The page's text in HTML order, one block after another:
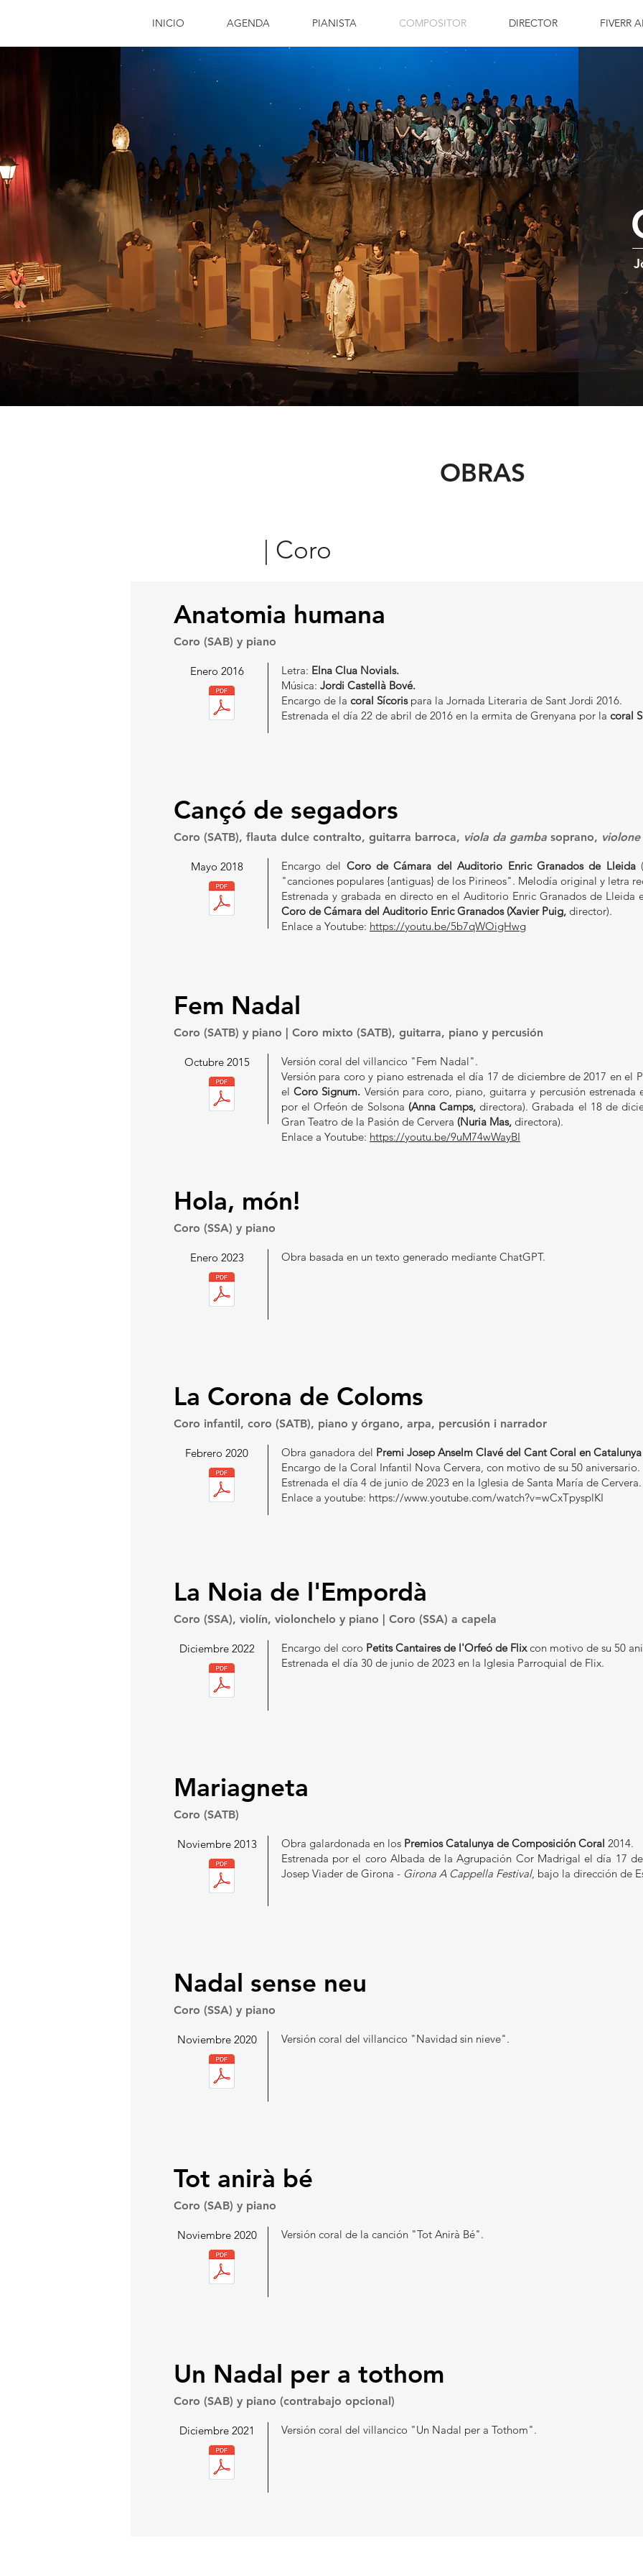
INICIO AGENDA PIANISTA COMPOSITOR DIRECTOR FIVERR
OBRAS
| Coro
Anatomia humana
Coro (SAB) y piano
Enero 2016 Letra: Elna Clua Novials.
Música: Jordi Castellà Bové.
Encargo de la coral Sícorispara la Jornada Literaria de Sant Jordi 2016.
Estrenada el día 22 de abril de 2016 en la ermita de Grenyana por la coral
Cançó de segadors
Coro (SATB), flauta dulce contralto, guitarra barroca, viola da gamba soprano, violone
Mayo 2018 Encargo del Coro de Cámara del Auditorio Enric Granados de Lleida
"canciones populares {antiguas} de los Pirineos". Melodía original y letra
Estrenada y grabada en directo en el Auditorio Enric Granados de
Coro de Cámara del Auditorio Enric Granados (Xavier Puig, director).
Enlace a Youtube: https://youtu.be/5b7qWOigHwg
Fem Nadal
Coro (SATB) y piano | Coro mixto (SATB), guitarra, piano y percusión
Octubre 2015
Versión coral del villancico "Fem Nadal".
Versión para coro y piano estrenada el día 17 de diciembre de 2017 en el
elCoro Signum. Versión para coro, piano, guitarra y percusión
por el Orfeón de Solsona (Anna Camps, directora). Grabada el 18 de
Gran Teatro de la Pasión de Cervera (Nuria Mas, directora).
Enlace a Youtube: https://youtu.be/9uM74wWayBI
Hola, món!
Coro (SSA) y piano
Enero 2023 Obra basada en un texto generado mediante ChatGPT.
La Corona de Coloms
Coro infantil, coro (SATB), piano y órgano, arpa, percusión i narrador
Febrero 2020 Obra ganadora del Premi Josep Anselm Clavé del Cant Coral en Catalunya
Encargo de la Coral Infantil Nova Cervera, con motivo de su 50 aniversario.
Estrenada el día 4 de junio de 2023 en la Iglesia de Santa María de Cervera.
Enlace a youtube: https://www.youtube.com/watch?v=wCxTpysplKI
La Noia de l'Empordà
Coro (SSA), violín, violonchelo y piano | Coro (SSA) a capela
Diciembre 2022 Encargo del coro Petits Cantaires de l'Orfeó de Flixcon motivo de su 50
Estrenada el día 30 de junio de 2023 en la Iglesia Parroquial de Flix.
Mariagneta
Coro (SATB)
Noviembre 2013 Obra galardonada en los Premios Catalunya de Composición Coral 2014.
Estrenada por el coro Albada de la Agrupación Cor Madrigal el día 17
Josep Viader de Girona - Girona A Cappella Festival, bajo la dirección de
Nadal sense neu
Coro (SSA) y piano
Noviembre 2020 Versión coral del villancico "Navidad sin nieve".
Tot anirà bé
Coro (SAB) y piano
Noviembre 2020 Versión coral de la canción "Tot Anirà Bé".
Un Nadal per a tothom
Coro (SAB) y piano (contrabajo opcional)
Diciembre 2021 Versión coral del villancico "Un Nadal per a Tothom".